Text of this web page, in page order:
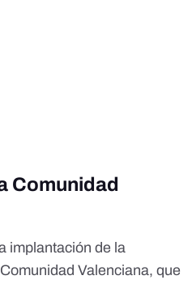
Comunidad
implantación de la
Valenciana, que